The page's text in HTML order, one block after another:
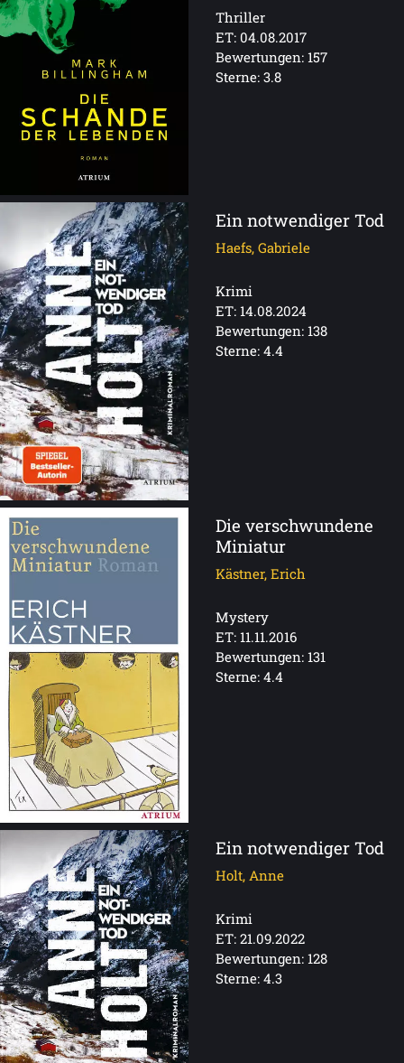
Thriller
ET: 04.08.2017
Bewertungen: 157
Sterne: 3.8
Ein notwendiger Tod
Haefs, Gabriele
Krimi
ET: 14.08.2024
Bewertungen: 138
Sterne: 4.4
Die verschwundene
Miniatur
Kästner, Erich
Mystery
ET: 11.11.2016
Bewertungen: 131
Sterne: 4.4
Ein notwendiger Tod
Holt, Anne
Krimi
ET: 21.09.2022
Bewertungen: 128
Sterne: 4.3